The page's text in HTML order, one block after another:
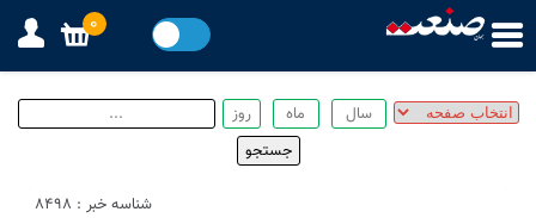
شناسه خبر : 8498
0